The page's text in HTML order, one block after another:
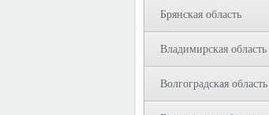
Брянская область
Владимирская область
Волгоградская область